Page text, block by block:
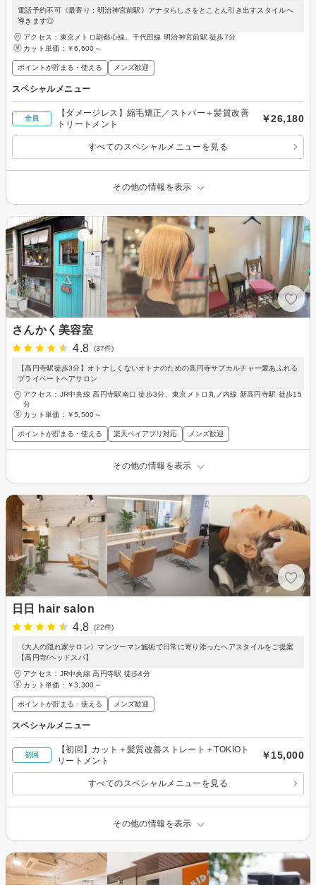
電話予約不可《最寄り : 明治神宮前駅》アナタらしさをとことん引き出すスタイルへ
導きます◎
アクセス：東京メトロ副都心線、千代田線 明治神宮前駅 徒歩7分
カット単価： ￥6,600～
ポイントが貯まる・使える メンズ歓迎
スペシャルメニュー
全員
【ダメージレス】縮毛矯正／ストパー＋髪質改善
トリートメント
￥26,180
すべてのスペシャルメニューを見る
その他の情報を表示
さんかく美容室
4.8
(37件)
【高円寺駅徒歩3分】オトナしくないオトナのための高円寺サブカルチャー愛あふれる
プライベートヘアサロン
アクセス：JR中央線 高円寺駅南口 徒歩3分、東京メトロ丸ノ内線 新高円寺駅 徒歩15
分
カット単価： ￥5,500～
ポイントが貯まる・使える 楽天ペイアプリ対応 メンズ歓迎
その他の情報を表示
日日 hair salon
4.8
(22件)
《大人の隠れ家サロン》マンツーマン施術で日常に寄り添ったヘアスタイルをご提案
【高円寺/ヘッドスパ】
アクセス：JR中央線 高円寺駅 徒歩4分
カット単価： ￥3,300～
ポイントが貯まる・使える メンズ歓迎
スペシャルメニュー
初回
【初回】カット＋髪質改善ストレート＋TOKIOト
リートメント
￥15,000
すべてのスペシャルメニューを見る
その他の情報を表示